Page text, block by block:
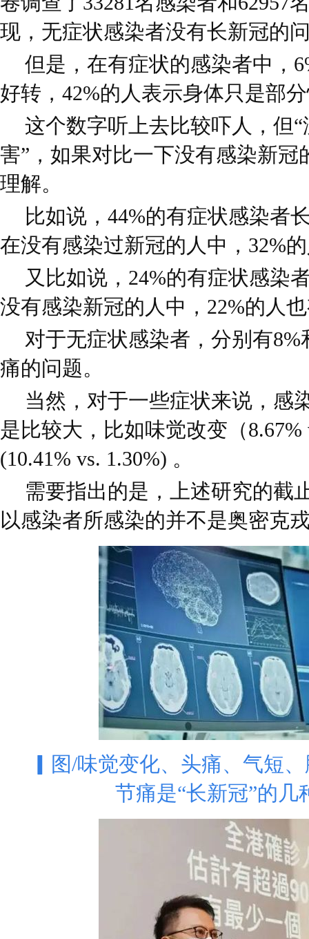
现，无症状感染者没有长新冠的
但是，在有症状的感染者中，
好转，42%的人表示身体只是部
这个数字听上去比较吓人，但
害”，如果对比一下没有感染新冠
理解。
比如说，44%的有症状感染者
在没有感染过新冠的人中，32%
又比如说，24%的有症状感染
没有感染新冠的人中，22%的人
对于无症状感染者，分别有
痛的问题。
当然，对于一些症状来说，感
是比较大，比如味觉改变（8.67%
(10.41% vs. 1.30%) 。
需要指出的是，上述研究的截
以感染者所感染的并不是奥密克
▎图/味觉变化、头痛、气短
节痛是“长新冠”的几